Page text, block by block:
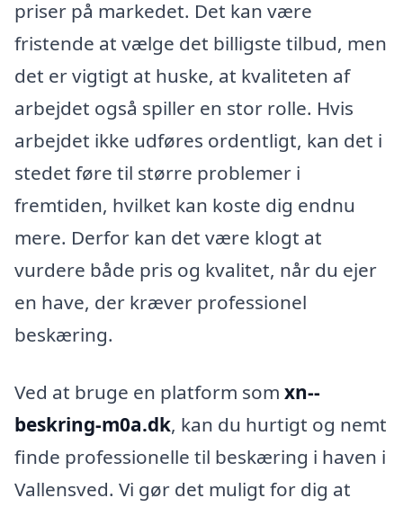
priser på markedet. Det kan være
fristende at vælge det billigste tilbud, men
det er vigtigt at huske, at kvaliteten af
arbejdet også spiller en stor rolle. Hvis
arbejdet ikke udføres ordentligt, kan det i
stedet føre til større problemer i
fremtiden, hvilket kan koste dig endnu
mere. Derfor kan det være klogt at
vurdere både pris og kvalitet, når du ejer
en have, der kræver professionel
beskæring.
Ved at bruge en platform som xn--
beskring-m0a.dk, kan du hurtigt og nemt
finde professionelle til beskæring i haven i
Vallensved. Vi gør det muligt for dig at